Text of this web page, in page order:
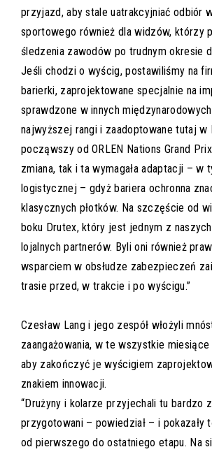
przyjazd, aby stale uatrakcyjniać odbiór
sportowego również dla widzów, którzy
śledzenia zawodów po trudnym okresie
Jeśli chodzi o wyścig, postawiliśmy na
barierki, zaprojektowane specjalnie na
sprawdzone w innych
najwyższej rangi i zaadoptowane tutaj w
począwszy od ORLEN Nations Grand
zmiana, tak i ta wymagała adaptacji – w
logistycznej – gdyż bariera ochronna
klasycznych płotków. Na szczęście od
boku Drutex, który jest jednym z
lojalnych partnerów. Byli oni również
wsparciem w obsłudze zabezpieczeń
trasie przed, w trakcie i po wyścigu.”
Czesław Lang i jego zespół włożyli
zaangażowania, w te wszystkie
aby zakończyć je wyścigiem
znakiem innowacji.
“Drużyny i kolarze przyjechali tu bardzo
przygotowani – powiedział – i pokazały
od pierwszego do ostatniego etapu. Na